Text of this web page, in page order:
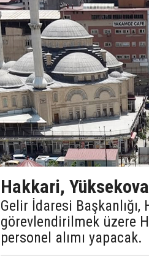
Hakkari,
Gelir İdaresi
görevlendirilmek üzere
personel alımı yapacak.